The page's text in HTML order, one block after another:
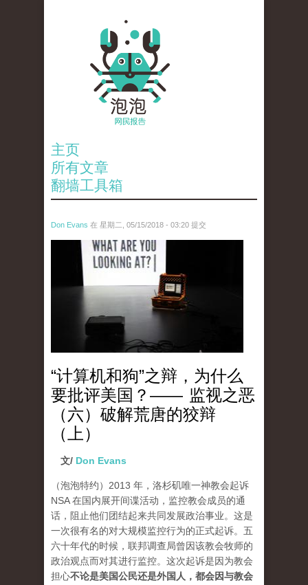
主页
所有文章
翻墙工具箱
Don Evans 在 星期二, 05/15/2018 - 03:20 提交
tou_.jpeg
“计算机和狗”之辩，为什么
要批评美国？—— 监视之恶
（六）破解荒唐的狡辩
（上）
文/ Don Evans
（泡泡特约） 2013 年，洛杉矶唯一神教会起诉
NSA 在国内展开间谍活动，监控教会成员的通
话，阻止他们团结起来共同发展政治事业。这是
一次很有名的对大规模监控行为的正式起诉。五
六十年代的时候，联邦调查局曾因该教会牧师的
政治观点而对其进行监控。这次起诉是因为教会
担心不论是美国公民还是外国人，都会因与教会